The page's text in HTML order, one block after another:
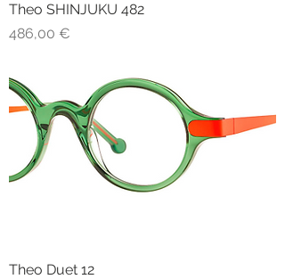
Theo SHINJUKU 482
Prezzo
486,00 €
Theo Duet 12